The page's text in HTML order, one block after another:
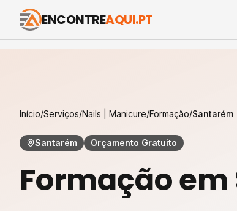
ENCONTREAQUI.PT
Início/Serviços/Nails | Manicure/Formação/Santarém
Santarém Orçamento Gratuito
Formaçãoem